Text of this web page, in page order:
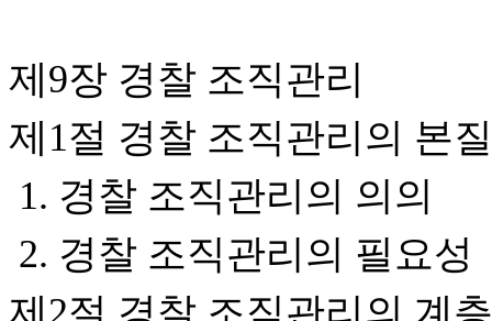
제9장 경찰 조직관리
제1절 경찰 조직관리의 본질
1. 경찰 조직관리의 의의
2. 경찰 조직관리의 필요성
제2절 경찰 조직관리의 계